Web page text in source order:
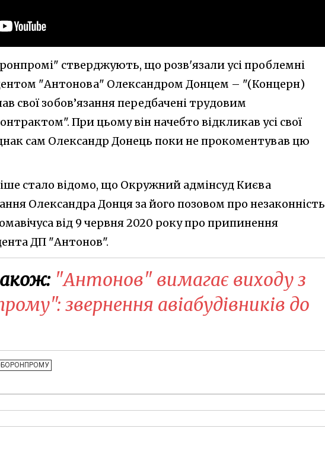
стверджують, що розв'язали усі проблемні
"Антонова" Олександром Донцем – "(Концерн)
свої зобов’язання передбачені трудовим
При цьому він начебто відкликав усі свої
сам Олександр Донець поки не прокоментував цю
стало відомо, що Окружний адмінсуд Києва
Олександра Донця за його позовом про незаконність
від 9 червня 2020 року про припинення
ДП "Антонов".
​"Антонов" вимагає виходу з
звернення авіабудівників до